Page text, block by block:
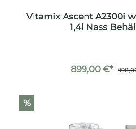
Vitamix Ascent A2300i
1,4l Nass
899,00 €*
%